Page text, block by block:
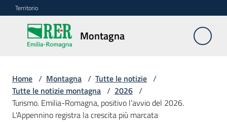
Vai al contenuto
Vai alla navigazione
Vai al footer
Territorio
Montagna
Montagna
Vivere
e
lavorare
Home / Montagna / Tutte le notizie /
Tutte le notizie montagna / 2026 /
Turismo. Emilia-Romagna, positivo l’avvio del 2026.
L'Appennino registra la crescita più marcata